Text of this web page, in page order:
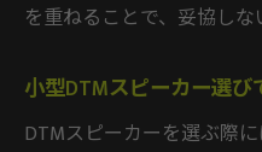
を重ねることで、妥協しな
小型DTMスピーカー選
DTMスピーカーを選ぶ際